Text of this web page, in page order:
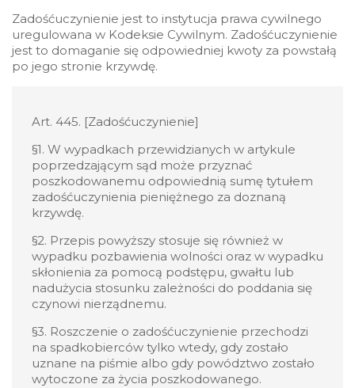
Zadośćuczynienie jest to instytucja prawa cywilnego
uregulowana w Kodeksie Cywilnym. Zadośćuczynienie
jest to domaganie się odpowiedniej kwoty za powstałą
po jego stronie krzywdę.
Art. 445. [Zadośćuczynienie]
§1. W wypadkach przewidzianych w artykule
poprzedzającym sąd może przyznać
poszkodowanemu odpowiednią sumę tytułem
zadośćuczynienia pieniężnego za doznaną
krzywdę.
§2. Przepis powyższy stosuje się również w
wypadku pozbawienia wolności oraz w wypadku
skłonienia za pomocą podstępu, gwałtu lub
nadużycia stosunku zależności do poddania się
czynowi nierządnemu.
§3. Roszczenie o zadośćuczynienie przechodzi
na spadkobierców tylko wtedy, gdy zostało
uznane na piśmie albo gdy powództwo zostało
wytoczone za życia poszkodowanego.